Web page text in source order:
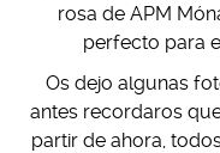
rosa de APM
perfecto para
Os dejo algunas
antes recordaros
partir de ahora,